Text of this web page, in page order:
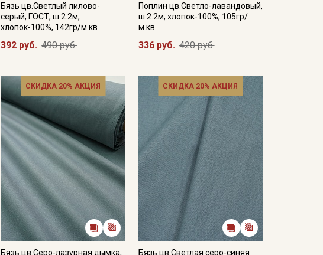
Бязь цв.Светлый лилово-
серый, ГОСТ, ш.2.2м,
хлопок-100%, 142гр/м.кв
392 руб. 490 руб.
Поплин цв.Светло-лавандовый,
ш.2.2м, хлопок-100%, 105гр/
м.кв
336 руб. 420 руб.
СКИДКА 20% АКЦИЯ
Бязь цв.Серо-лазурная дымка,
СКИДКА 20% АКЦИЯ
Бязь цв.Светлая серо-синяя